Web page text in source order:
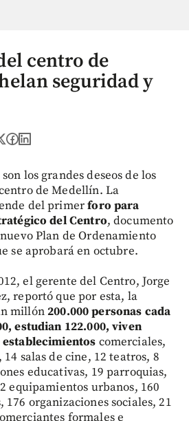
centro de
seguridad y
los grandes deseos de los
de Medellín. La
del primerforo para
del Centro, documento
Plan de Ordenamiento
se aprobará en octubre.
el gerente del Centro, Jorge
reportó que por esta, la
millón200.000 personas cada
estudian 122.000, viven
establecimientos comerciales,
salas de cine, 12 teatros, 8
educativas, 19 parroquias,
equipamientos urbanos, 160
organizaciones sociales, 21
formales e